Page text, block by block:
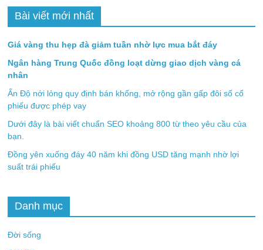
Bài viết mới nhất
Giá vàng thu hẹp đà giảm tuần nhờ lực mua bắt đáy
Ngân hàng Trung Quốc đồng loạt dừng giao dịch vàng cá
nhân
Ấn Độ nới lỏng quy định bán khống, mở rộng gần gấp đôi số cổ
phiếu được phép vay
Dưới đây là bài viết chuẩn SEO khoảng 800 từ theo yêu cầu của
bạn.
Đồng yên xuống đáy 40 năm khi đồng USD tăng mạnh nhờ lợi
suất trái phiếu
Danh mục
Đời sống